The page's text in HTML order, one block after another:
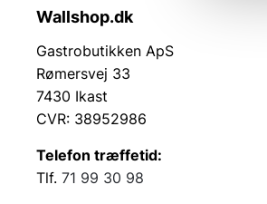
Wallshop.dk
Gastrobutikken ApS
Rømersvej 33
7430 Ikast
CVR: 38952986
Telefon træffetid:
Tlf. 71 99 30 98